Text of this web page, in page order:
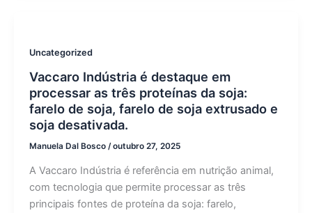
Uncategorized
Vaccaro Indústria é destaque em
processar as três proteínas da soja:
farelo de soja, farelo de soja extrusado e
soja desativada.
Manuela Dal Bosco /outubro 27, 2025
A Vaccaro Indústria é referência em nutrição animal,
com tecnologia que permite processar as três
principais fontes de proteína da soja: farelo,